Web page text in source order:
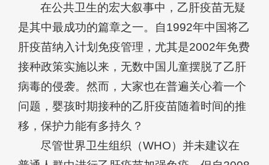
在公共卫生的宏大叙事中，乙肝疫苗无疑
是其中最成功的篇章之一。自1992年中国将乙
肝疫苗纳入计划免疫管理，尤其是2002年免费
接种政策实施以来，无数中国儿童摆脱了乙肝
病毒的侵袭。然而，大家也在普遍关心着一个
问题，婴孩时期接种的乙肝疫苗随着时间的推
移，保护力能有多持久？
尽管世界卫生组织（WHO）并未建议在